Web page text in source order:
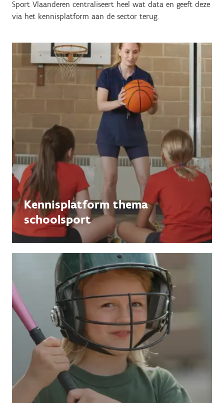
Sport Vlaanderen centraliseert heel wat data en geeft deze
via het kennisplatform aan de sector terug.
Kennisplatform thema
schoolsport